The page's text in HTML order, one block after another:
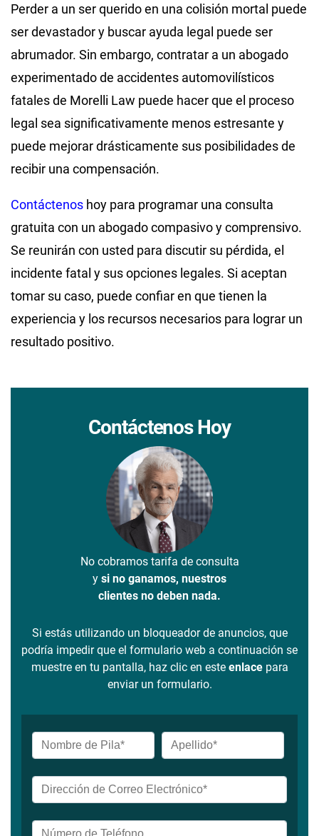
Perder a un ser querido en una colisión mortal puede
ser devastador y buscar ayuda legal puede ser
abrumador. Sin embargo, contratar a un abogado
experimentado de accidentes automovilísticos
fatales de Morelli Law puede hacer que el proceso
legal sea significativamente menos estresante y
puede mejorar drásticamente sus posibilidades de
recibir una compensación.
Contáctenos hoy para programar una consulta
gratuita con un abogado compasivo y comprensivo.
Se reunirán con usted para discutir su pérdida, el
incidente fatal y sus opciones legales. Si aceptan
tomar su caso, puede confiar en que tienen la
experiencia y los recursos necesarios para lograr un
resultado positivo.
Contáctenos Hoy
No cobramos tarifa de consulta
y si no ganamos, nuestros
clientes no deben nada.
Si estás utilizando un bloqueador de anuncios, que
podría impedir que el formulario web a continuación se
muestre en tu pantalla, haz clic en este enlacepara
enviar un formulario.